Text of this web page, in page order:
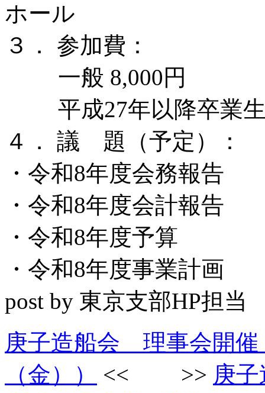
ホール
３． 参加費：
一般 8,000円
平成27年以降卒業生
４． 議 題（予定）：
・令和8年度会務報告
・令和8年度会計報告
・令和8年度予算
・令和8年度事業計画
post by 東京支部HP担当
庚子造船会 理事会開催
（金））
<< >> 庚